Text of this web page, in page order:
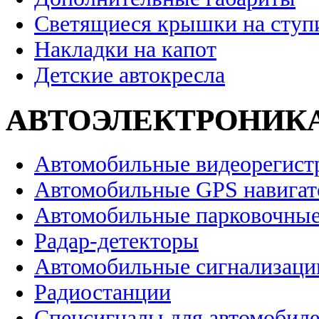
Светящиеся крышки на
Накладки на капот
Детские автокресла
Автомобильные
Автомобильные GPS
Автомобильные
Радар-детекторы
Автомобильные
Радиостанции